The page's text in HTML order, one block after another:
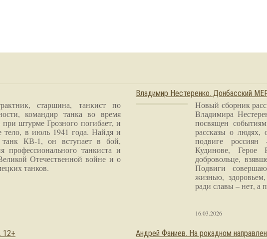
старшина, танкист по
командир танка во время
штурме Грозного погибает, и
тело, в июль 1941 года. Найдя и
танк КВ-1, он вступает в бой,
профессионального танкиста и
Отечественной войне и о
танков.
Владимир Нестеренко. Донбасский
Новый сборник
Владимира
посвящен
рассказы о людях,
подвиге россиян
Кудинове, Герое
добровольце,
Подвиги
жизнью,
ради славы – нет, а
16.03.2026
12+ Андрей Фаниев. На рокадном